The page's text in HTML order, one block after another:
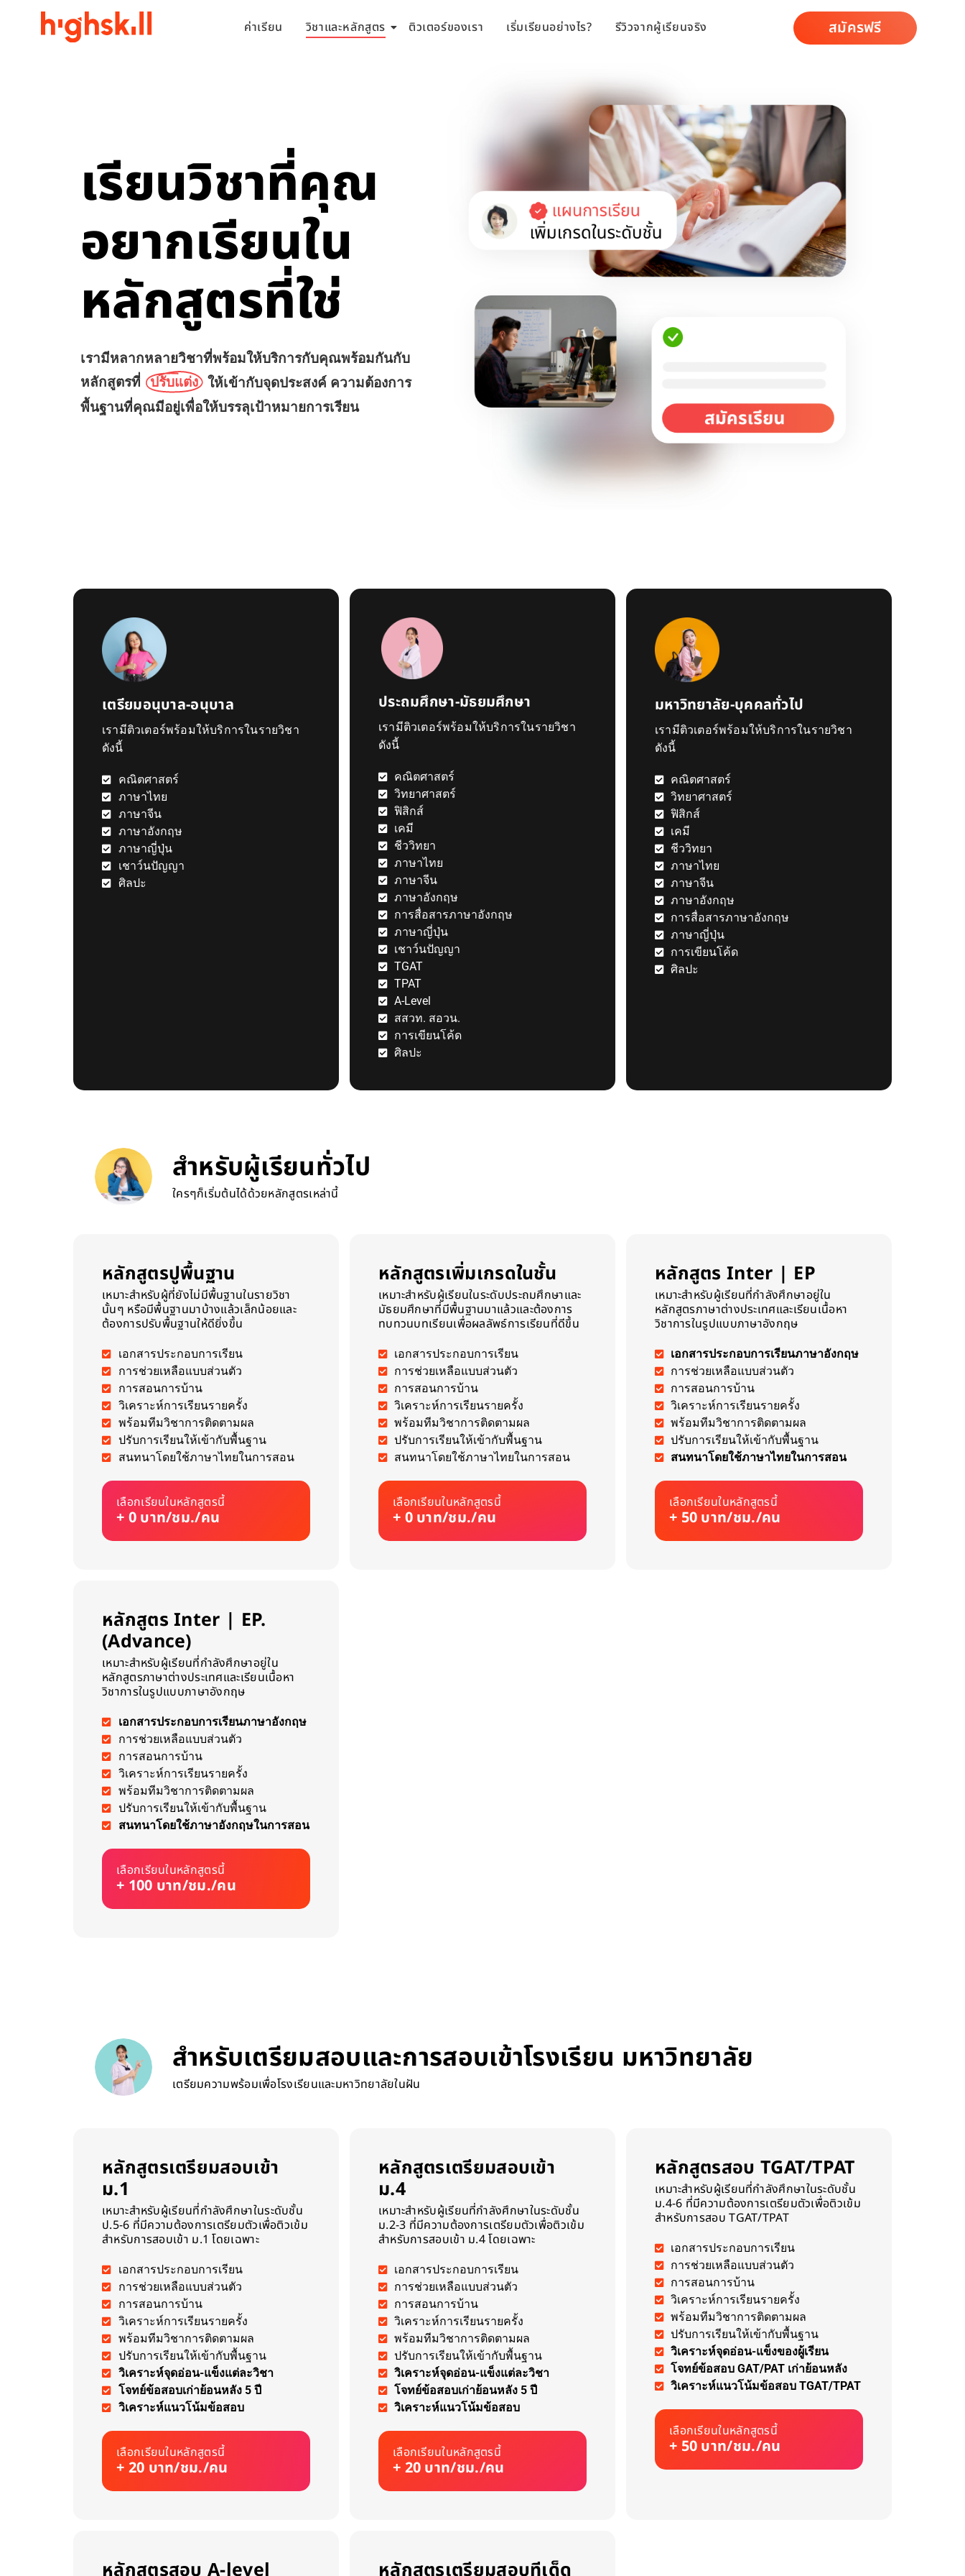
ค่าเรียน วิชาและหลักสูตร ติวเตอร์ของเรา เริ่มเรียนอย่างไร? รีวิวจากผู้เรียนจริง สมัครฟรี
เรียนวิชาที่คุณ
อยากเรียนใน
หลักสูตรที่ใช่
เรามีหลากหลายวิชาที่พร้อมให้บริการกับคุณพร้อมกันกับ
หลักสูตรที่
ปรับแต่ง
ให้เข้ากับจุดประสงค์ ความต้องการ
พื้นฐานที่คุณมีอยู่เพื่อให้บรรลุเป้าหมายการเรียน
เตรียมอนุบาล-อนุบาล
เรามีติวเตอร์พร้อมให้บริการในรายวิชา
ดังนี้
คณิตศาสตร์
ภาษาไทย
ภาษาจีน
ภาษาอังกฤษ
ภาษาญี่ปุ่น
เชาว์นปัญญา
ศิลปะ
ประถมศึกษา-มัธยมศึกษา
เรามีติวเตอร์พร้อมให้บริการในรายวิชา
ดังนี้
คณิตศาสตร์
วิทยาศาสตร์
ฟิสิกส์
เคมี
ชีววิทยา
ภาษาไทย
ภาษาจีน
ภาษาอังกฤษ
การสื่อสารภาษาอังกฤษ
ภาษาญี่ปุ่น
เชาว์นปัญญา
TGAT
TPAT
A-Level
สสวท. สอวน.
การเขียนโค้ด
ศิลปะ
มหาวิทยาลัย-บุคคลทั่วไป
เรามีติวเตอร์พร้อมให้บริการในรายวิชา
ดังนี้
คณิตศาสตร์
วิทยาศาสตร์
ฟิสิกส์
เคมี
ชีววิทยา
ภาษาไทย
ภาษาจีน
ภาษาอังกฤษ
การสื่อสารภาษาอังกฤษ
ภาษาญี่ปุ่น
การเขียนโค้ด
ศิลปะ
สำหรับผู้เรียนทั่วไป
ใครๆก็เริ่มต้นได้ด้วยหลักสูตรเหล่านี้
หลักสูตรปูพื้นฐาน
เหมาะสำหรับผู้ที่ยังไม่มีพื้นฐานในรายวิชา
นั้นๆ หรือมีพื้นฐานมาบ้างแล้วเล็กน้อยและ
ต้องการปรับพื้นฐานให้ดียิ่งขึ้น
เอกสารประกอบการเรียน
การช่วยเหลือแบบส่วนตัว
การสอนการบ้าน
วิเคราะห์การเรียนรายครั้ง
พร้อมทีมวิชาการติดตามผล
ปรับการเรียนให้เข้ากับพื้นฐาน
สนทนาโดยใช้ภาษาไทยในการสอน
เลือกเรียนในหลักสูตรนี้
+ 0 บาท/ชม./คน
หลักสูตรเพิ่มเกรดในชั้น
เหมาะสำหรับผู้เรียนในระดับประถมศึกษาและ
มัธยมศึกษาที่มีพื้นฐานมาแล้วและต้องการ
ทบทวนบทเรียนเพื่อผลลัพธ์การเรียนที่ดีขึ้น
เอกสารประกอบการเรียน
การช่วยเหลือแบบส่วนตัว
การสอนการบ้าน
วิเคราะห์การเรียนรายครั้ง
พร้อมทีมวิชาการติดตามผล
ปรับการเรียนให้เข้ากับพื้นฐาน
สนทนาโดยใช้ภาษาไทยในการสอน
เลือกเรียนในหลักสูตรนี้
+ 0 บาท/ชม./คน
หลักสูตร Inter | EP
เหมาะสำหรับผู้เรียนที่กำลังศึกษาอยู่ใน
หลักสูตรภาษาต่างประเทศและเรียนเนื้อหา
วิชาการในรูปแบบภาษาอังกฤษ
เอกสารประกอบการเรียนภาษาอังกฤษ
การช่วยเหลือแบบส่วนตัว
การสอนการบ้าน
วิเคราะห์การเรียนรายครั้ง
พร้อมทีมวิชาการติดตามผล
ปรับการเรียนให้เข้ากับพื้นฐาน
สนทนาโดยใช้ภาษาไทยในการสอน
เลือกเรียนในหลักสูตรนี้
+ 50 บาท/ชม./คน
หลักสูตร Inter | EP.
(Advance)
เหมาะสำหรับผู้เรียนที่กำลังศึกษาอยู่ใน
หลักสูตรภาษาต่างประเทศและเรียนเนื้อหา
วิชาการในรูปแบบภาษาอังกฤษ
เอกสารประกอบการเรียนภาษาอังกฤษ
การช่วยเหลือแบบส่วนตัว
การสอนการบ้าน
วิเคราะห์การเรียนรายครั้ง
พร้อมทีมวิชาการติดตามผล
ปรับการเรียนให้เข้ากับพื้นฐาน
สนทนาโดยใช้ภาษาอังกฤษในการสอน
เลือกเรียนในหลักสูตรนี้
+ 100 บาท/ชม./คน
สำหรับเตรียมสอบและการสอบเข้าโรงเรียน มหาวิทยาลัย
เตรียมความพร้อมเพื่อโรงเรียนและมหาวิทยาลัยในฝัน
หลักสูตรเตรียมสอบเข้า
ม.1
เหมาะสำหรับผู้เรียนที่กำลังศึกษาในระดับชั้น
ป.5-6 ที่มีความต้องการเตรียมตัวเพื่อติวเข้ม
สำหรับการสอบเข้า ม.1 โดยเฉพาะ
เอกสารประกอบการเรียน
การช่วยเหลือแบบส่วนตัว
การสอนการบ้าน
วิเคราะห์การเรียนรายครั้ง
พร้อมทีมวิชาการติดตามผล
ปรับการเรียนให้เข้ากับพื้นฐาน
วิเคราะห์จุดอ่อน-แข็งแต่ละวิชา
โจทย์ข้อสอบเก่าย้อนหลัง 5 ปี
วิเคราะห์แนวโน้มข้อสอบ
เลือกเรียนในหลักสูตรนี้
+ 20 บาท/ชม./คน
หลักสูตรเตรียมสอบเข้า
ม.4
เหมาะสำหรับผู้เรียนที่กำลังศึกษาในระดับชั้น
ม.2-3 ที่มีความต้องการเตรียมตัวเพื่อติวเข้ม
สำหรับการสอบเข้า ม.4 โดยเฉพาะ
เอกสารประกอบการเรียน
การช่วยเหลือแบบส่วนตัว
การสอนการบ้าน
วิเคราะห์การเรียนรายครั้ง
พร้อมทีมวิชาการติดตามผล
ปรับการเรียนให้เข้ากับพื้นฐาน
วิเคราะห์จุดอ่อน-แข็งแต่ละวิชา
โจทย์ข้อสอบเก่าย้อนหลัง 5 ปี
วิเคราะห์แนวโน้มข้อสอบ
เลือกเรียนในหลักสูตรนี้
+ 20 บาท/ชม./คน
หลักสูตรสอบ TGAT/TPAT
เหมาะสำหรับผู้เรียนที่กำลังศึกษาในระดับชั้น
ม.4-6 ที่มีความต้องการเตรียมตัวเพื่อติวเข้ม
สำหรับการสอบ TGAT/TPAT
เอกสารประกอบการเรียน
การช่วยเหลือแบบส่วนตัว
การสอนการบ้าน
วิเคราะห์การเรียนรายครั้ง
พร้อมทีมวิชาการติดตามผล
ปรับการเรียนให้เข้ากับพื้นฐาน
วิเคราะห์จุดอ่อน-แข็งของผู้เรียน
โจทย์ข้อสอบ GAT/PAT เก่าย้อนหลัง
วิเคราะห์แนวโน้มข้อสอบ TGAT/TPAT
เลือกเรียนในหลักสูตรนี้
+ 50 บาท/ชม./คน
หลักสูตรสอบ A-level หลักสูตรเตรียมสอบทีเด็ด